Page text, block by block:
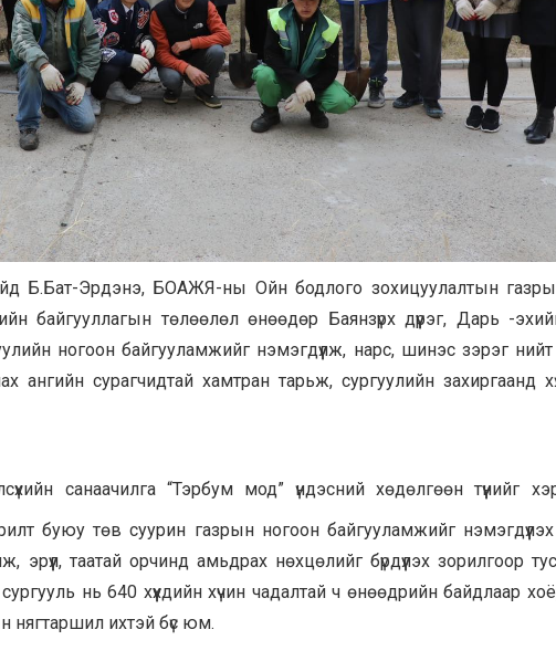
Б.Бат-Эрдэнэ, БОАЖЯ-ны Ойн бодлого зохицуулалтын
байгууллагын төлөөлөл өнөөдөр Баянзүрх дүүрэг, Дарь -
ногоон байгууламжийг нэмэгдүүлж, нарс, шинэс зэрэг
ангийн сурагчидтай хамтран тарьж, сургуулийн захиргаанд
санаачилга “Тэрбум мод” үндэсний хөдөлгөөн түүнийг
буюу төв суурин газрын ногоон байгууламжийг
эрүүл, таатай орчинд амьдрах нөхцөлийг бүрдүүлэх зорилгоор
нь 640 хүүхдийн хүчин чадалтай ч өнөөдрийн байдлаар
нягтаршил ихтэй бүс юм.